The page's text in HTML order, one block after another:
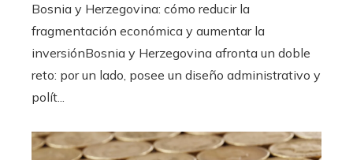
Bosnia y Herzegovina: cómo reducir la
fragmentación económica y aumentar la
inversiónBosnia y Herzegovina afronta un doble
reto: por un lado, posee un diseño administrativo y
polít...